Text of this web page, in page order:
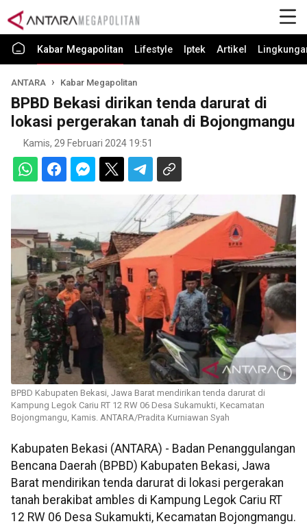
Kabar Megapolitan Lifestyle Iptek Artikel
ANTARA Kabar Megapolitan
BPBD Bekasi dirikan tenda darurat di
lokasi pergerakan tanah di Bojongmangu
Kamis, 29 Februari 2024 19:51
BPBD Kabupaten Bekasi, Jawa Barat mendirikan tenda darurat di
Kampung Legok Cariu RT 12 RW 06 Desa Sukamukti, Kecamatan
Bojongmangu, Kamis. ANTARA/Pradita Kurniawan Syah
Kabupaten Bekasi (ANTARA) - Badan Penanggulangan
Bencana Daerah (BPBD) Kabupaten Bekasi, Jawa
Barat mendirikan tenda darurat di lokasi pergerakan
tanah berakibat ambles di Kampung Legok Cariu RT
12 RW 06 Desa Sukamukti, Kecamatan Bojongmangu.